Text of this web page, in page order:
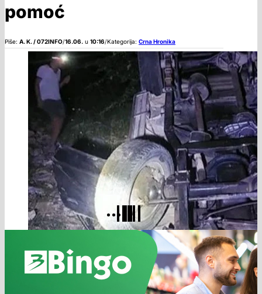
pomoć
Piše: A. K. / 072INFO/16.06. u 10:16/Kategorija: Crna Hronika